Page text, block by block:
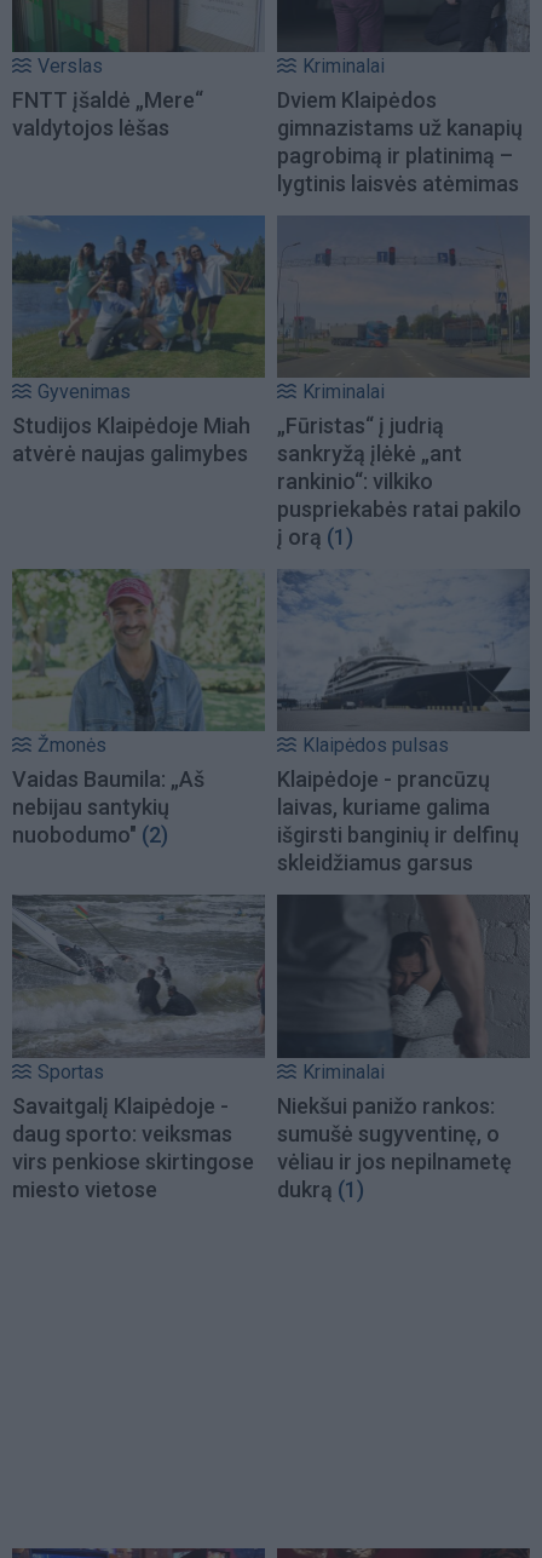
Verslas
FNTT įšaldė „Mere“
valdytojos lėšas
Kriminalai
Dviem Klaipėdos
gimnazistams už kanapių
pagrobimą ir platinimą –
lygtinis laisvės atėmimas
Gyvenimas
Studijos Klaipėdoje Miah
atvėrė naujas galimybes
Kriminalai
„Fūristas“ į judrią
sankryžą įlėkė „ant
rankinio“: vilkiko
puspriekabės ratai pakilo
į orą (1)
Žmonės
Vaidas Baumila: „Aš
nebijau santykių
nuobodumo" (2)
Klaipėdos pulsas
Klaipėdoje - prancūzų
laivas, kuriame galima
išgirsti banginių ir delfinų
skleidžiamus garsus
Sportas
Savaitgalį Klaipėdoje -
daug sporto: veiksmas
virs penkiose skirtingose
miesto vietose
Kriminalai
Niekšui panižo rankos:
sumušė sugyventinę, o
vėliau ir jos nepilnametę
dukrą (1)